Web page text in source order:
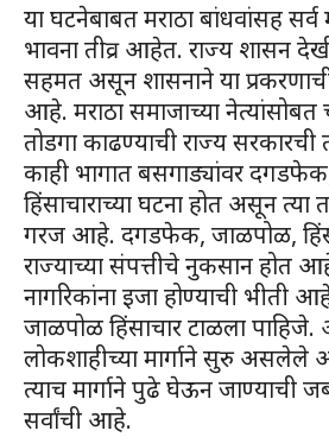
या घटनेबाबत मराठा बांधवांसह सर्व
भावना तीव्र आहेत. राज्य शासन
सहमत असून शासनाने या
आहे. मराठा समाजाच्या नेत्यांसोबत
तोडगा काढण्याची राज्य सरकारची
काही भागात बसगाड्यांवर
हिंसाचाराच्या घटना होत असून त्या
गरज आहे. दगडफेक, जाळपोळ,
राज्याच्या संपत्तीचे नुकसान होत
नागरिकांना इजा होण्याची भीती
जाळपोळ हिंसाचार टाळला
लोकशाहीच्या मार्गाने सुरु असलेले
त्याच मार्गाने पुढे घेऊन जाण्याची
सर्वांची आहे.